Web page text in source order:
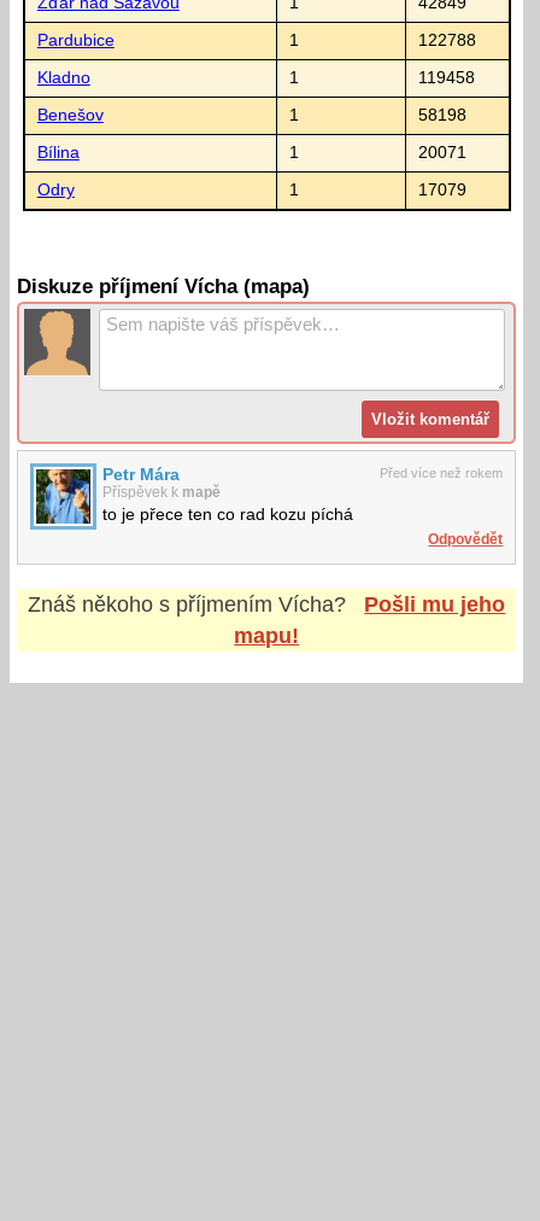
Pardubice 1 122788
Kladno 1 119458
Benešov 1 58198
Bílina 1 20071
Odry 1 17079
Diskuze příjmení Vícha (mapa)
Před více než rokem
Petr Mára
Příspěvek k mapě
to je přece ten co rad kozu píchá
Odpovědět
Znáš někoho s příjmenímVícha?
Pošli mu jeho
mapu!